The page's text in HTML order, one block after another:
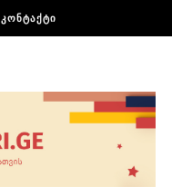
ᲙᲝᲜᲢᲐᲥᲢᲘ